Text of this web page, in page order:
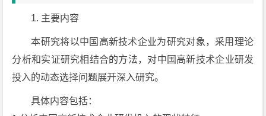
1. 主要内容
本研究将以中国高新技术企业为研究对象，采用理论
分析和实证研究相结合的方法，对中国高新技术企业研发
投入的动态选择问题展开深入研究。
具体内容包括：